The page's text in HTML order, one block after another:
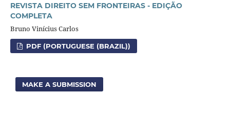
REVISTA DIREITO SEM FRONTEIRAS - EDIÇÃO
COMPLETA
Bruno Vinícius Carlos
PDF (PORTUGUESE (BRAZIL))
MAKE A SUBMISSION